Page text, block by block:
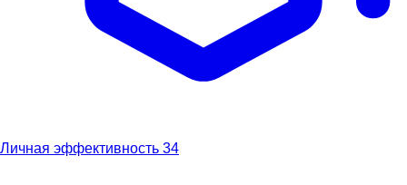
Личная эффективность 34